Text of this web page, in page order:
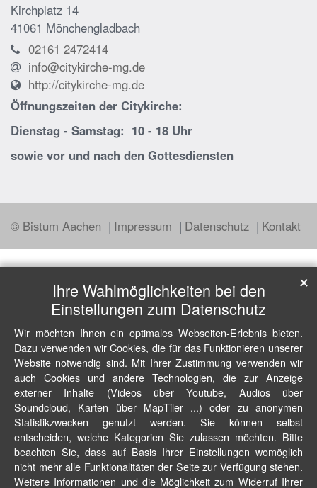
Kirchplatz 14
41061 Mönchengladbach
02161 2472414
info@citykirche-mg.de
http://citykirche-mg.de
Öffnungszeiten der Citykirche:
Dienstag - Samstag: 10 - 18 Uhr
sowie vor und nach den Gottesdiensten
© Bistum Aachen Impressum Datenschutz Kontakt
Ihre Wahlmöglichkeiten bei den
Einstellungen zum Datenschutz
Wir möchten Ihnen ein optimales Webseiten-Erlebnis bieten.
Dazu verwenden wir Cookies, die für das Funktionieren unserer
Website notwendig sind. Mit Ihrer Zustimmung verwenden wir
auch Cookies und andere Technologien, die zur Anzeige
externer Inhalte (Videos über Youtube, Audios über
Soundcloud, Karten über MapTiler ...) oder zu anonymen
Statistikzwecken genutzt werden. Sie können selbst
entscheiden, welche Kategorien Sie zulassen möchten. Bitte
beachten Sie, dass auf Basis Ihrer Einstellungen womöglich
nicht mehr alle Funktionalitäten der Seite zur Verfügung stehen.
Weitere Informationen und die Möglichkeit zum Widerruf Ihrer
✕